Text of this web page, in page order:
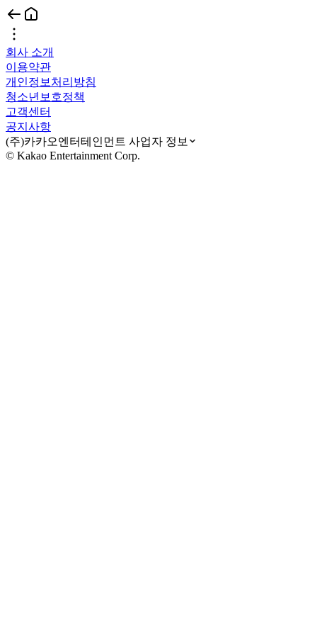
회사 소개
이용약관
개인정보처리방침
청소년보호정책
고객센터
공지사항
(주)카카오엔터테인먼트 사업자 정보
© Kakao Entertainment Corp.